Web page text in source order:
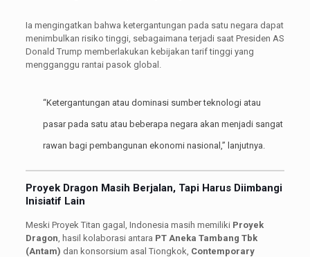
Ia mengingatkan bahwa ketergantungan pada satu negara dapat
menimbulkan risiko tinggi, sebagaimana terjadi saat Presiden AS
Donald Trump memberlakukan kebijakan tarif tinggi yang
mengganggu rantai pasok global.
“Ketergantungan atau dominasi sumber teknologi atau
pasar pada satu atau beberapa negara akan menjadi sangat
rawan bagi pembangunan ekonomi nasional,” lanjutnya.
Proyek Dragon Masih Berjalan, Tapi Harus Diimbangi
Inisiatif Lain
Meski Proyek Titan gagal, Indonesia masih memiliki Proyek
Dragon , hasil kolaborasi antara PT Aneka Tambang Tbk
(Antam) dan konsorsium asal Tiongkok, Contemporary